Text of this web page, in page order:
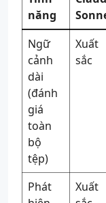
năng
Ngữ
cảnh
dài
(đánh
giá
toàn
bộ
tệp)
Xuất
sắc
Phát
Xuất